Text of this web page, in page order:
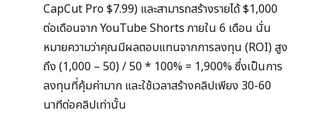
CapCut Pro $7.99) และสามารถสร้างรายได้ $1,000
ต่อเดือนจาก YouTube Shorts ภายใน 6 เดือน นั่น
หมายความว่าคุณมีผลตอบแทนจากการลงทุน (ROI) สูง
ถึง (1,000 – 50) / 50 * 100% = 1,900% ซึ่งเป็นการ
ลงทุนที่คุ้มค่ามาก และใช้เวลาสร้างคลิปเพียง 30-60
นาทีต่อคลิปเท่านั้น